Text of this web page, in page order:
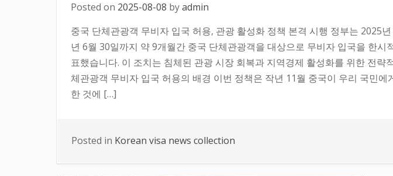
Posted on 2025-08-08 byadmin
중국 단체관광객 무비자 입국 허용, 관광 활성화 정책 본격 시행 정부는 2025
년 6월 30일까지 약 9개월간 중국 단체관광객을 대상으로 무비자 입국을 한시
표했습니다. 이 조치는 침체된 관광 시장 회복과 지역경제 활성화를 위한 전략
체관광객 무비자 입국 허용의 배경 이번 정책은 작년 11월 중국이 우리 국민에
한 것에 […]
Posted in Korean visa news collection